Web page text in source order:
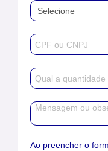
Ao preencher o